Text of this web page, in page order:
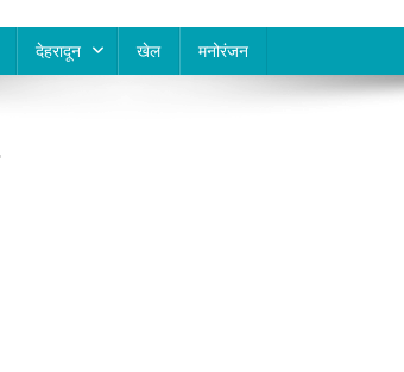
देहरादून खेल मनोरंजन